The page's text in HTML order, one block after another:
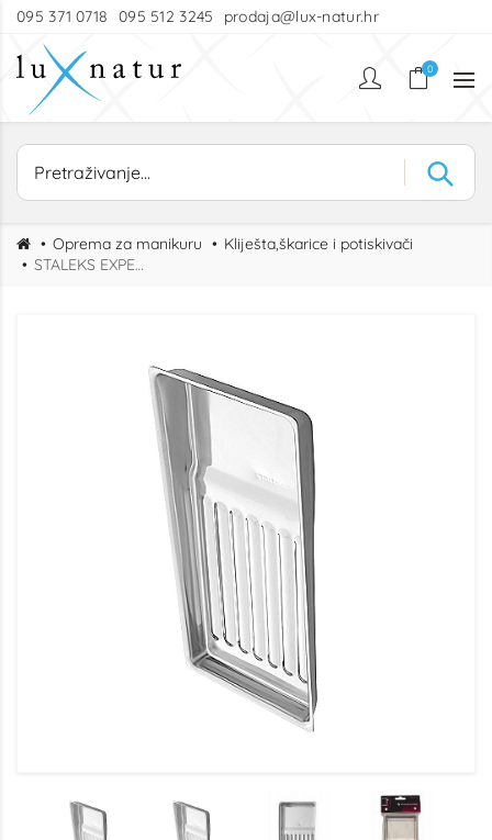
095 371 0718 095 512 3245 prodaja@lux-natur.hr
0
Oprema za manikuru
Kliješta,škarice i potiskivači
STALEKS EXPERT METALNI PODLOŽAK 195х90х19 mm